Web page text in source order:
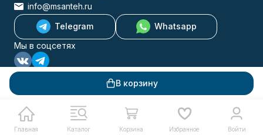
В корзину
Главная Каталог Корзина Избранное Войти
info@msanteh.ru
Telegram
Whatsapp
Мы в соцсетях
Мы на маркетплейсах
Каталог товаров